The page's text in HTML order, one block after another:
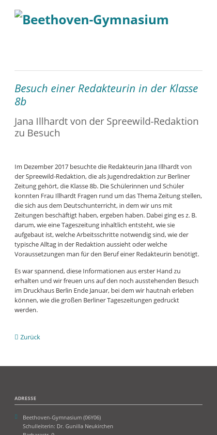
Besuch einer Redakteurin in der Klasse
8b
Jana Illhardt von der Spreewild-Redaktion
zu Besuch
Im Dezember 2017 besuchte die Redakteurin Jana Illhardt von
der Spreewild-Redaktion, die als Jugendredaktion zur Berliner
Zeitung gehört, die Klasse 8b. Die Schülerinnen und Schüler
konnten Frau Illhardt Fragen rund um das Thema Zeitung stellen,
die sich aus dem Deutschunterricht, in dem wir uns mit
Zeitungen beschäftigt haben, ergeben haben. Dabei ging es z. B.
darum, wie eine Tageszeitung inhaltlich entsteht, wie sie
aufgebaut ist, welche Arbeitsschritte notwendig sind, wie der
typische Alltag in der Redaktion aussieht oder welche
Voraussetzungen man für den Beruf einer Redakteurin benötigt.
Es war spannend, diese Informationen aus erster Hand zu
erhalten und wir freuen uns auf den noch ausstehenden Besuch
im Druckhaus Berlin Ende Januar, bei dem wir hautnah erleben
können, wie die großen Berliner Tageszeitungen gedruckt
werden.
Zurück
ADRESSE
Beethoven-Gymnasium (06Y06)
Schulleiterin: Dr. Gunilla Neukirchen